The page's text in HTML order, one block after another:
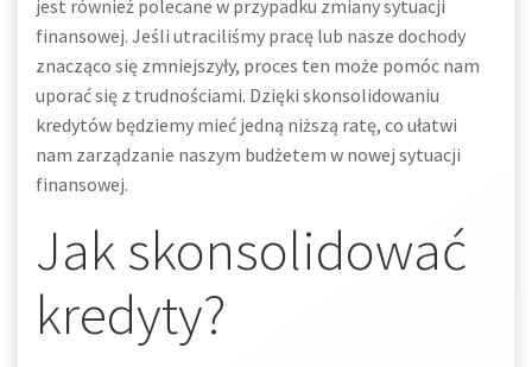
jest również polecane w przypadku zmiany sytuacji
finansowej. Jeśli utraciliśmy pracę lub nasze dochody
znacząco się zmniejszyły, proces ten może pomóc nam
uporać się z trudnościami. Dzięki skonsolidowaniu
kredytów będziemy mieć jedną niższą ratę, co ułatwi
nam zarządzanie naszym budżetem w nowej sytuacji
finansowej.
Jak skonsolidować
kredyty?